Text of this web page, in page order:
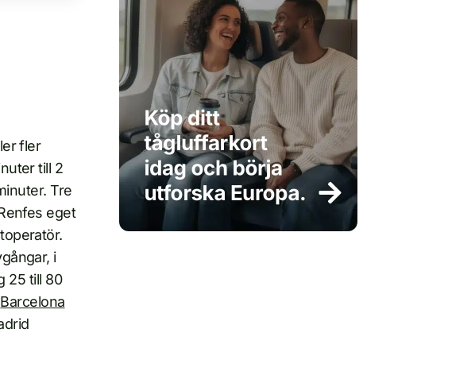
fler
till 2
Tre
eget
i
25 till 80
Barcelona